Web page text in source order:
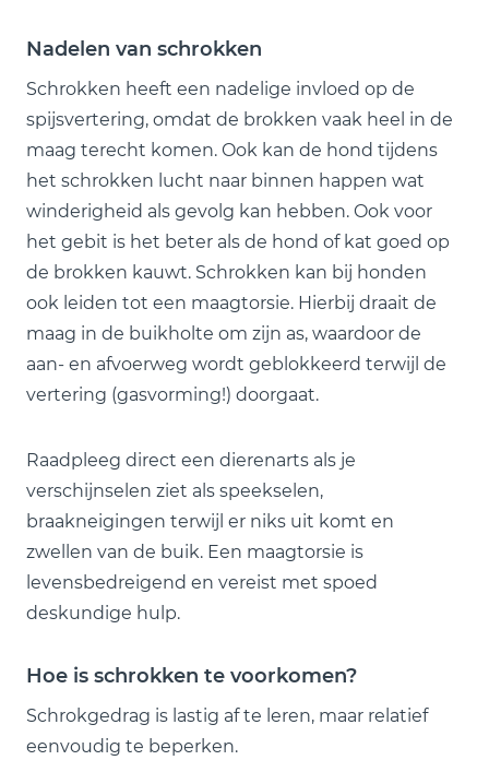
Nadelen van schrokken
Schrokken heeft een nadelige invloed op de
spijsvertering, omdat de brokken vaak heel in de
maag terecht komen. Ook kan de hond tijdens
het schrokken lucht naar binnen happen wat
winderigheid als gevolg kan hebben. Ook voor
het gebit is het beter als de hond of kat goed op
de brokken kauwt. Schrokken kan bij honden
ook leiden tot een maagtorsie. Hierbij draait de
maag in de buikholte om zijn as, waardoor de
aan- en afvoerweg wordt geblokkeerd terwijl de
vertering (gasvorming!) doorgaat.
Raadpleeg direct een dierenarts als je
verschijnselen ziet als speekselen,
braakneigingen terwijl er niks uit komt en
zwellen van de buik. Een maagtorsie is
levensbedreigend en vereist met spoed
deskundige hulp.
Hoe is schrokken te voorkomen?
Schrokgedrag is lastig af te leren, maar relatief
eenvoudig te beperken.